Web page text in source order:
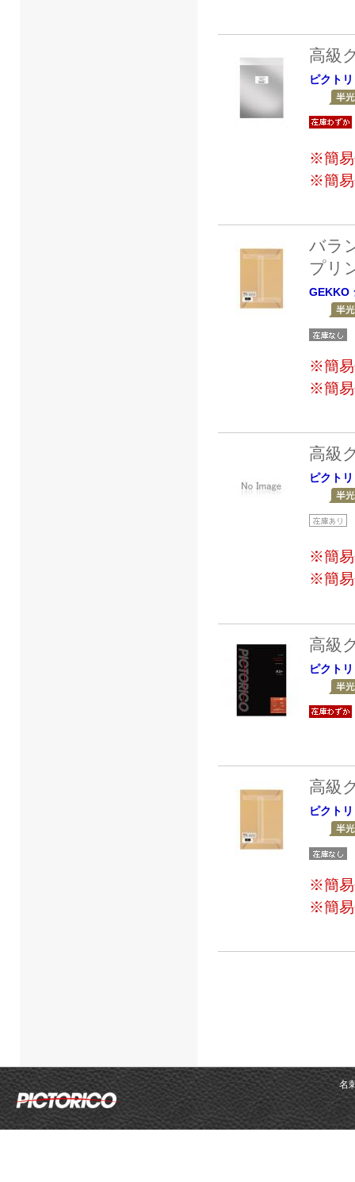
高級
ピクト
※簡易
※簡易
バラ
プリ
GEKKO
※簡易
※簡易
高級
ピクト
※簡易
※簡易
高級
ピクト
高級
ピクト
※簡易
※簡易
名